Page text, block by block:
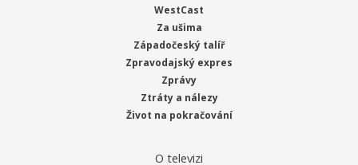
WestCast
Za ušima
Západočeský talíř
Zpravodajský expres
Zprávy
Ztráty a nálezy
Život na pokračování
O televizi